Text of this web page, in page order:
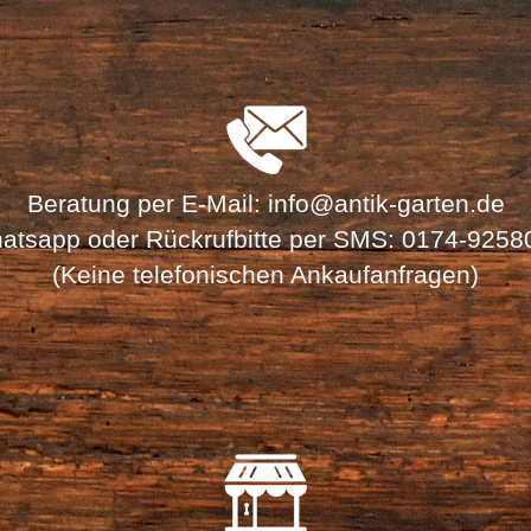
Beratung perE-Mail: info@antik-garten.de
oder Rückrufbitte per SMS:0174-
(Keine telefonischen Ankaufanfragen)